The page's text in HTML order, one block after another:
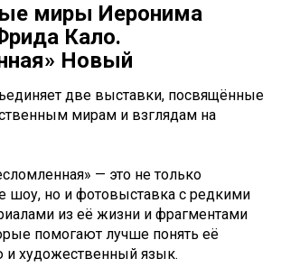
миры Иеронима
Кало.
Новый
две выставки, посвящённые
мирам и взглядам на
— это не только
шоу, но и фотовыставка с редкими
из её жизни и фрагментами
помогают лучше понять её
и художественный язык.